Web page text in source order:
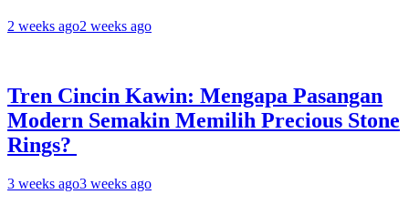
2 weeks ago2 weeks ago
Tren Cincin Kawin: Mengapa Pasangan
Modern Semakin Memilih Precious Stone
Rings?
3 weeks ago3 weeks ago